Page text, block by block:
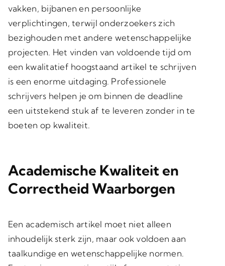
vakken, bijbanen en persoonlijke
verplichtingen, terwijl onderzoekers zich
bezighouden met andere wetenschappelijke
projecten. Het vinden van voldoende tijd om
een kwalitatief hoogstaand artikel te schrijven
is een enorme uitdaging. Professionele
schrijvers helpen je om binnen de deadline
een uitstekend stuk af te leveren zonder in te
boeten op kwaliteit.
Academische Kwaliteit en
Correctheid Waarborgen
Een academisch artikel moet niet alleen
inhoudelijk sterk zijn, maar ook voldoen aan
taalkundige en wetenschappelijke normen.